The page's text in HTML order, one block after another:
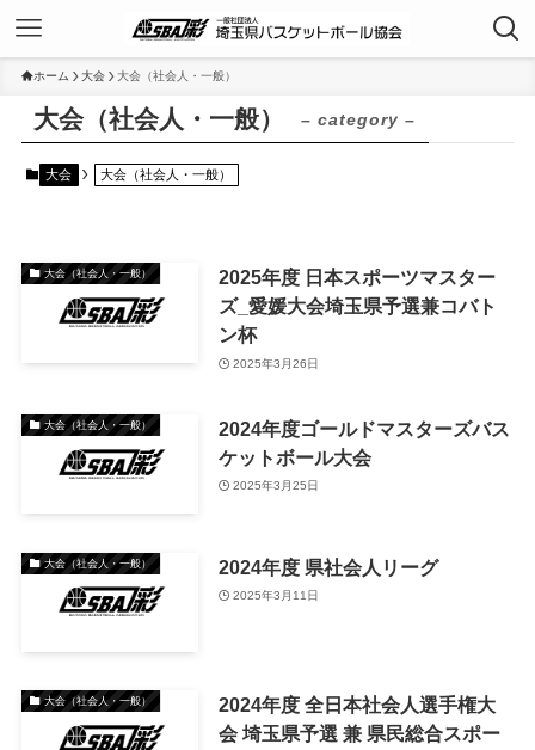
ホーム 大会 大会（社会人・一般）
大会（社会人・一般） – category –
大会 大会（社会人・一般）
大会（社会人・一般）
2025年度 日本スポーツマスター
ズ_愛媛大会埼玉県予選兼コバト
ン杯
2025年3月26日
大会（社会人・一般）
2024年度ゴールドマスターズバス
ケットボール大会
2025年3月25日
大会（社会人・一般） 2024年度 県社会⼈リーグ
2025年3月11日
大会（社会人・一般）
2024年度 全日本社会人選手権大
会 埼玉県予選 兼 県民総合スポー